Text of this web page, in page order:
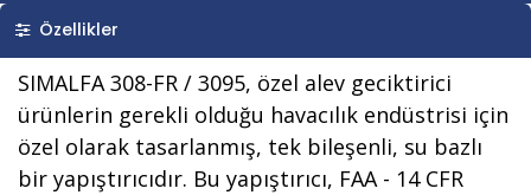
Özellikler
SIMALFA 308-FR / 3095, özel alev geciktirici
ürünlerin gerekli olduğu havacılık endüstrisi için
özel olarak tasarlanmış, tek bileşenli, su bazlı
bir yapıştırıcıdır. Bu yapıştırıcı, FAA - 14 CFR